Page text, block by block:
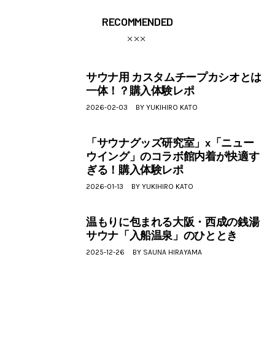
RECOMMENDED
サウナ用 カスタムチープカシオとは
一体！？購入体験レポ
2026-02-03 BYYUKIHIRO KATO
「サウナグッズ研究室」x「ニュー
ウイング」のコラボ館内着が快適す
ぎる！購入体験レポ
2026-01-13 BYYUKIHIRO KATO
温もりに包まれる大阪・西成の銭湯
サウナ「入船温泉」のひととき
2025-12-26 BY SAUNA HIRAYAMA